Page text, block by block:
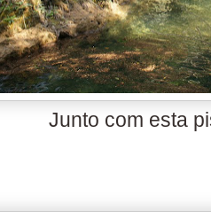
Junto com esta